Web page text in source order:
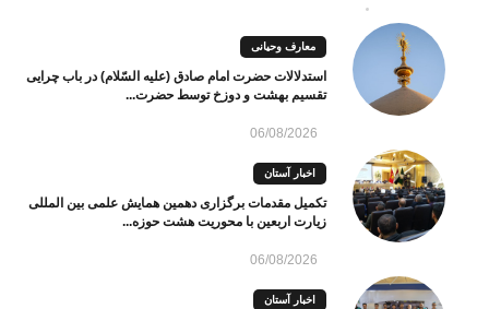
معارف وحیانی
استدلالات حضرت امام صادق (علیه السّلام) در باب چرایی
تقسیم بهشت و دوزخ توسط حضرت...
06/08/2026
اخبار آستان
تکمیل مقدمات برگزاری دهمین همایش علمی بین المللی
زیارت اربعین با محوریت هشت حوزه...
06/08/2026
اخبار آستان